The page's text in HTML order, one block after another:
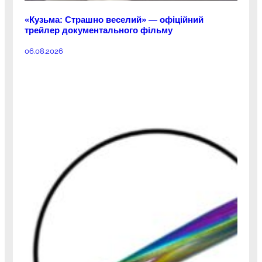
«Кузьма: Страшно веселий» — офіційний
трейлер документального фільму
06.08.2026